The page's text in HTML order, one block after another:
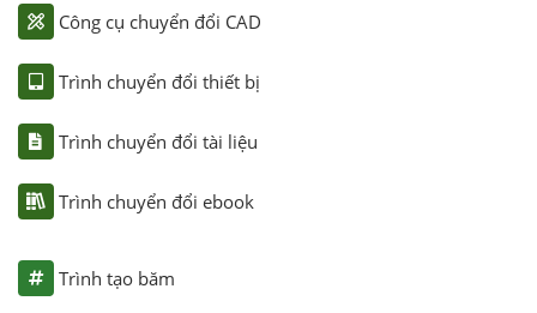
Công cụ chuyển đổi CAD
Trình chuyển đổi thiết bị
Trình chuyển đổi tài liệu
Trình chuyển đổi ebook
Trình tạo băm